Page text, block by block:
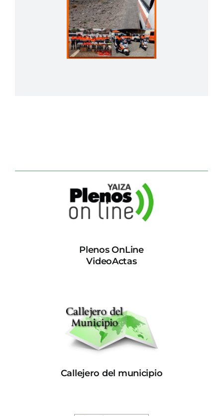
Plenos OnLine
VideoActas
Callejero del municipio